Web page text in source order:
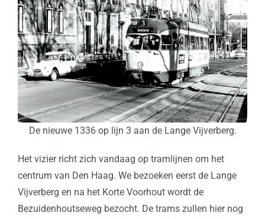
De nieuwe 1336 op lijn 3 aan de Lange Vijverberg.
Het vizier richt zich vandaag op tramlijnen om het
centrum van Den Haag. We bezoeken eerst de Lange
Vijverberg en na het Korte Voorhout wordt de
Bezuidenhoutseweg bezocht. De trams zullen hier nog